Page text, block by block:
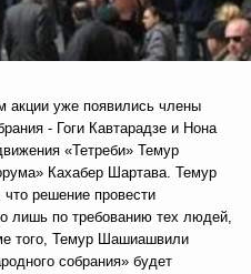
акции уже появились члены
- Гоги Кавтарадзе и Нона
«Тетреби» Темур
Кахабер Шартава. Темур
решение провести
лишь по требованию тех людей,
того, Темур Шашиашвили
собрания» будет